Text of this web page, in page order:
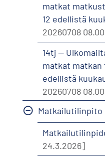
matkat
12 edellistä
20260708
14tj --
matkat matkan
edellistä
20260708
Matkailutilinpito
24.3.2026]